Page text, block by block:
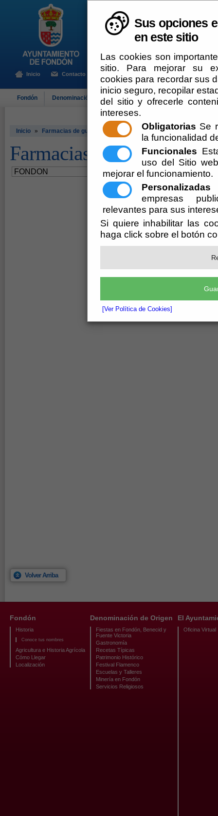
Sus opciones
en este sitio
Las cookies son
sitio. Para mejorar su
cookies para recordar sus
inicio seguro, recopilar
del sitio y ofrecerle
intereses.
Obligatorias Se
la funcionalidad
Funcionales
uso del Sitio
mejorar el funcionamiento.
Personalizadas
empresas
relevantes para sus
Si quiere inhabilitar las
haga click sobre el botón
[Ver Política de Cookies]
Inicio Contacto
Fondón Denominación de Origen El Ayuntamiento Turismo
Inicio » Farmacias de guardia - FONDON
Farmacias de guardia -
Volver Arriba
Fondón
Historia
Conoce tus nombres
Agricultura e Historia Agrícola
Cómo Llegar
Localización
Denominación de Origen
Fiestas en Fondón, Benecid y
Fuente Victoria
Gastronomía
Recetas Típicas
Patrimonio Histórico
Festival Flamenco
Escuelas y Talleres
Minería en Fondón
Servicios Religiosos
El
Oficina Virtual